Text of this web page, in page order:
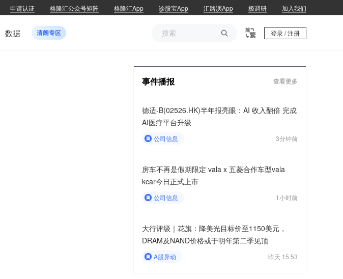
申请认证 格隆汇公众号矩阵 格隆汇App 诊股宝App 汇路演App 极调研 加入我们
数据  登录 / 注册
事件播报 查看更多
德适-B(02526.HK)半年报亮眼：AI 收入翻倍 完成
AI医疗平台升级
公司信息 3分钟前
房车不再是假期限定 vala x 五菱合作车型vala
kcar今日正式上市
公司信息 1小时前
大行评级｜花旗：降美光目标价至1150美元，
DRAM及NAND价格或于明年第二季见顶
A股异动 昨天 15:53